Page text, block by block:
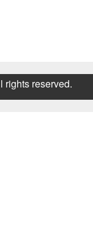
rights reserved.